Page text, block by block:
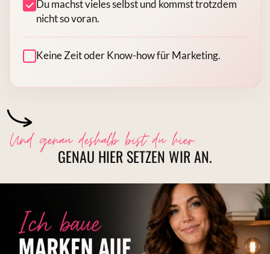
Du machst vieles selbst und kommst trotzdem
nicht so voran.
Keine Zeit oder Know-how für Marketing.
.Und genau deshalb bist du hier.
GENAU HIER SETZEN WIR AN.